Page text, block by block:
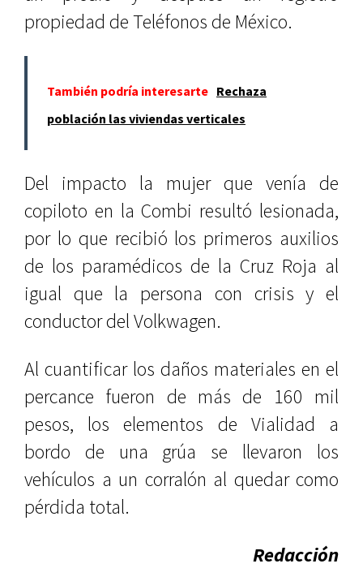
propiedad de Teléfonos de México.
También podría interesarte Rechaza
población las viviendas verticales
Del impacto la mujer que venía de
copiloto en la Combi resultó lesionada,
por lo que recibió los primeros auxilios
de los paramédicos de la Cruz Roja al
igual que la persona con crisis y el
conductor del Volkwagen.
Al cuantificar los daños materiales en el
percance fueron de más de 160 mil
pesos, los elementos de Vialidad a
bordo de una grúa se llevaron los
vehículos a un corralón al quedar como
pérdida total.
Redacción